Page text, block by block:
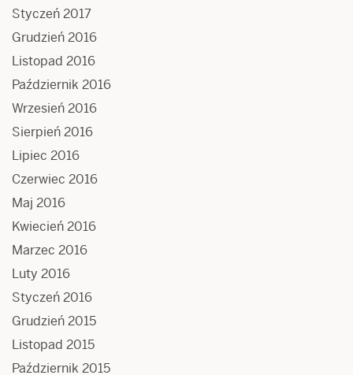
Styczeń 2017
Grudzień 2016
Listopad 2016
Październik 2016
Wrzesień 2016
Sierpień 2016
Lipiec 2016
Czerwiec 2016
Maj 2016
Kwiecień 2016
Marzec 2016
Luty 2016
Styczeń 2016
Grudzień 2015
Listopad 2015
Październik 2015